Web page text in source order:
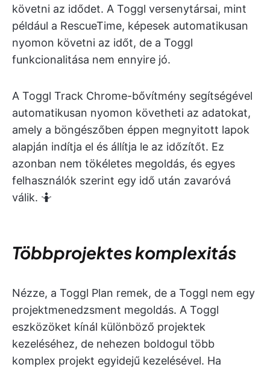
követni az idődet. A Toggl versenytársai, mint
például a RescueTime, képesek automatikusan
nyomon követni az időt, de a Toggl
funkcionalitása nem ennyire jó.
A Toggl Track Chrome-bővítmény segítségével
automatikusan nyomon követheti az adatokat,
amely a böngészőben éppen megnyitott lapok
alapján indítja el és állítja le az időzítőt. Ez
azonban nem tökéletes megoldás, és egyes
felhasználók szerint egy idő után zavaróvá
válik. 🤷
Többprojektes komplexitás
Nézze, a Toggl Plan remek, de a Toggl nem egy
projektmenedzsment megoldás. A Toggl
eszközöket kínál különböző projektek
kezeléséhez, de nehezen boldogul több
komplex projekt egyidejű kezelésével. Ha